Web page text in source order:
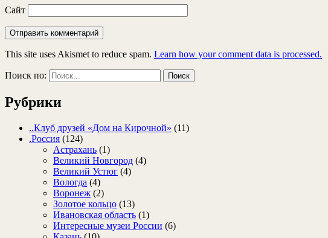
Сайт
This site uses Akismet to reduce spam. Learn how your comment data is processed.
Поиск по:
Рубрики
..Клуб друзей «Дом на Кирочной» (11)
.Россия (124)
Астрахань (1)
Великий Новгород (4)
Великий Устюг (4)
Вологда (4)
Воронеж (2)
Золотое кольцо (13)
Ивановская область (1)
Интересные музеи России (6)